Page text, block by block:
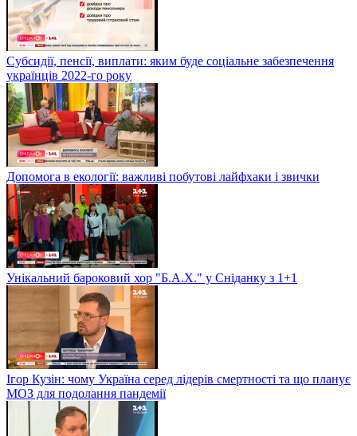
Субсидії, пенсії, виплати: яким буде соціальне забезпечення
українців 2022-го року
Допомога в екології: важливі побутові лайфхаки і звички
Унікальний бароковий хор "Б.А.Х." у Сніданку з 1+1
Ігор Кузін: чому Україна серед лідерів смертності та що планує
МОЗ для подолання пандемії